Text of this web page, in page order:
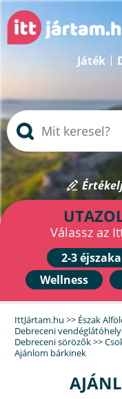
Játék
Válassz az
2-3 éjszaka
Wellness
IttJártam.hu >> Észak
Debreceni
Debreceni sörözők>>
Ajánlom bárkinek